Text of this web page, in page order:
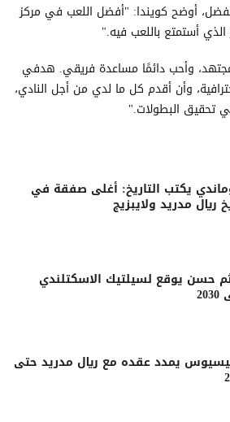
أوضح كويندا: "أفضل اللعب في مركز
الذي أستمتع باللعب فيه."
وأحب دائمًا مساعدة فريقي. هدفي
وأن أقدم كل ما لدي من أجل النادي،
تحقيق البطولات."
يكتب التاريخ: أغلى صفقة في
ريال مدريد ولايبزيج
حسن يوقع لسيلتيك الاسكتلندي
يمدد عقده مع ريال مدريد حتى